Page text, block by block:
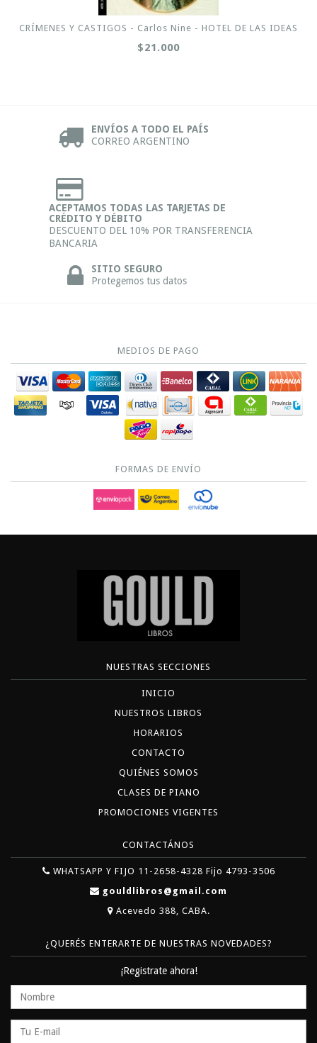
CRÍMENES Y CASTIGOS - Carlos Nine - HOTEL DE LAS IDEAS
$21.000
ENVÍOS A TODO EL PAÍS
CORREO ARGENTINO
ACEPTAMOS TODAS LAS TARJETAS DE
CRÉDITO Y DÉBITO
DESCUENTO DEL 10% POR TRANSFERENCIA
BANCARIA
SITIO SEGURO
Protegemos tus datos
MEDIOS DE PAGO
FORMAS DE ENVÍO
NUESTRAS SECCIONES
INICIO
NUESTROS LIBROS
HORARIOS
CONTACTO
QUIÉNES SOMOS
CLASES DE PIANO
PROMOCIONES VIGENTES
CONTACTÁNOS
WHATSAPP Y FIJO 11-2658-4328 Fijo 4793-3506
gouldlibros@gmail.com
Acevedo 388, CABA.
¿QUERÉS ENTERARTE DE NUESTRAS NOVEDADES?
¡Registrate ahora!